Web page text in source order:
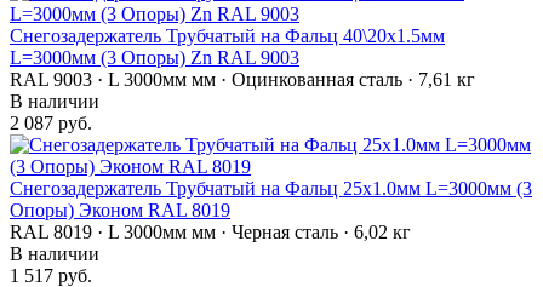
Снегозадержатель Трубчатый на Фальц 40\20х1.5мм
L=3000мм (3 Опоры) Zn RAL 9003
RAL 9003 · L 3000мм мм · Оцинкованная сталь · 7,61 кг
В наличии
2 087 руб.
Снегозадержатель Трубчатый на Фальц 25х1.0мм L=3000мм (3
Опоры) Эконом RAL 8019
RAL 8019 · L 3000мм мм · Черная сталь · 6,02 кг
В наличии
1 517 руб.